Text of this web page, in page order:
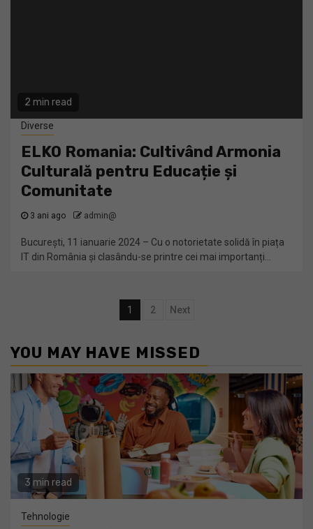
2 min read
Diverse
ELKO Romania: Cultivând Armonia
Culturală pentru Educație și
Comunitate
3 ani ago admin@
București, 11 ianuarie 2024 – Cu o notorietate solidă în piața
IT din România și clasându-se printre cei mai importanți...
Navigare
articole
1 2 Next
YOU MAY HAVE MISSED
3 min read
Tehnologie